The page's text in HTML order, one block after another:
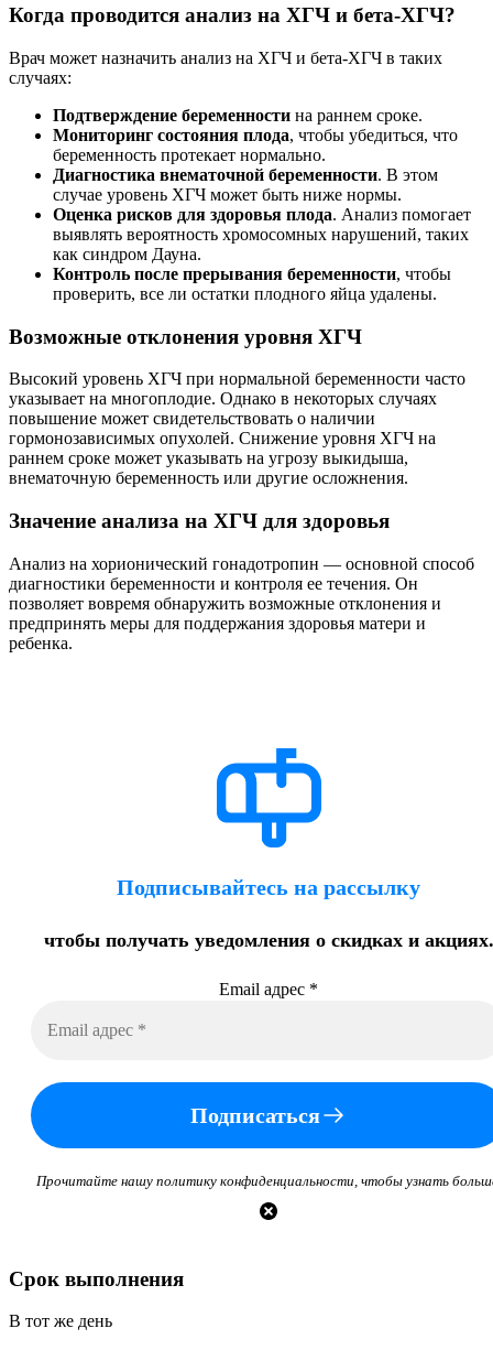
Когда проводится анализ на ХГЧ и бета-ХГЧ?
Врач может назначить анализ на ХГЧ и бета-ХГЧ в таких
случаях:
Подтверждение беременности на раннем сроке.
Мониторинг состояния плода, чтобы убедиться, что
беременность протекает нормально.
Диагностика внематочной беременности. В этом
случае уровень ХГЧ может быть ниже нормы.
Оценка рисков для здоровья плода. Анализ помогает
выявлять вероятность хромосомных нарушений, таких
как синдром Дауна.
Контроль после прерывания беременности, чтобы
проверить, все ли остатки плодного яйца удалены.
Возможные отклонения уровня ХГЧ
Высокий уровень ХГЧ при нормальной беременности часто
указывает на многоплодие. Однако в некоторых случаях
повышение может свидетельствовать о наличии
гормонозависимых опухолей. Снижение уровня ХГЧ на
раннем сроке может указывать на угрозу выкидыша,
внематочную беременность или другие осложнения.
Значение анализа на ХГЧ для здоровья
Анализ на хорионический гонадотропин — основной способ
диагностики беременности и контроля ее течения. Он
позволяет вовремя обнаружить возможные отклонения и
предпринять меры для поддержания здоровья матери и
ребенка.
Подписывайтесь на рассылку
чтобы получать уведомления о скидках и акциях.
Email адрес *
Подписаться
Прочитайте нашу политику конфиденциальности, чтобы узнать
Срок выполнения
В тот же день